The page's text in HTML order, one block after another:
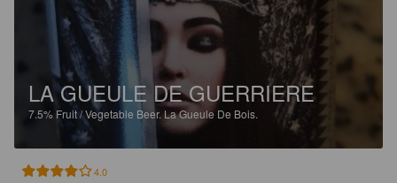
LA GUEULE DE GUERRIERE
7.5% Fruit / Vegetable Beer. La Gueule De Bois.
4.0